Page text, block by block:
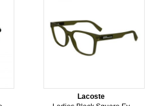
Lacoste